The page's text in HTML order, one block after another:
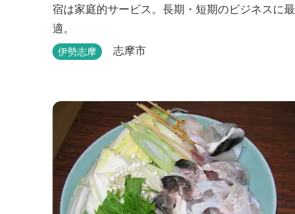
宿は家庭的サービス。長期・短期のビジネスに最
適。
伊勢志摩 志摩市